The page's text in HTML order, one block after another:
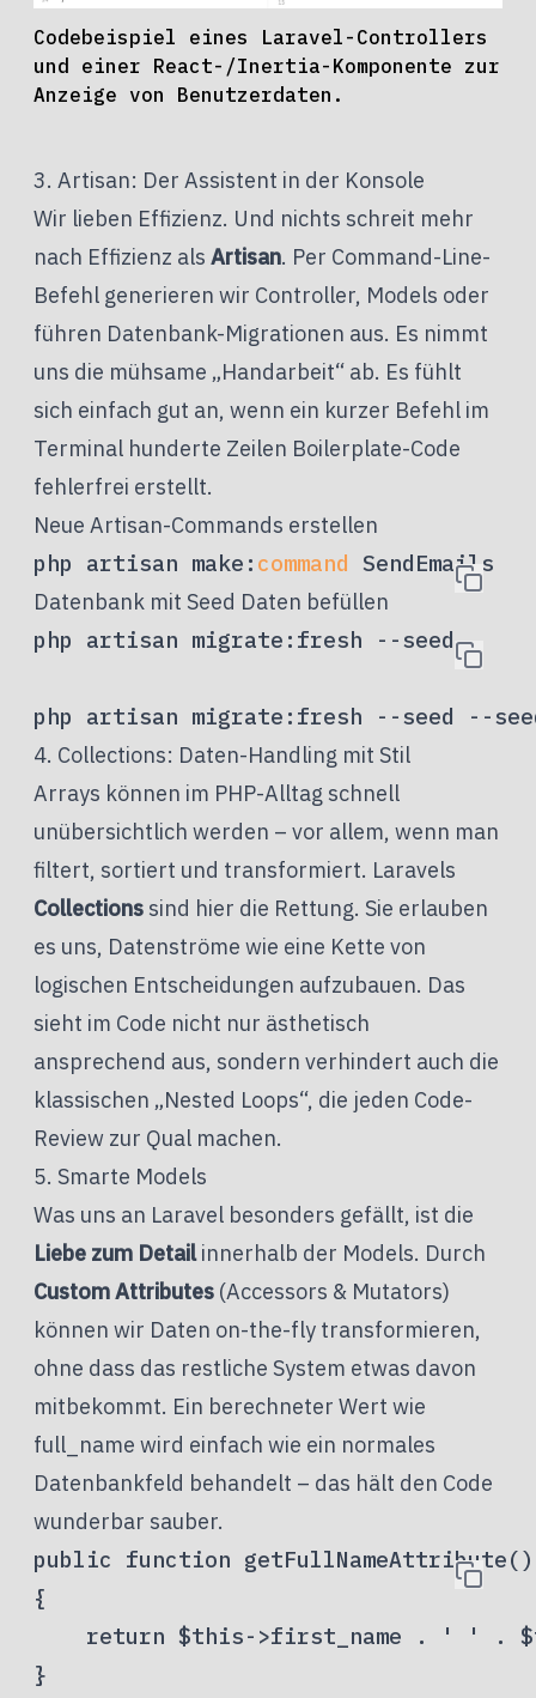
Codebeispiel eines Laravel-Controllers
und einer React-/Inertia-Komponente zur
Anzeige von Benutzerdaten.
3. Artisan: Der Assistent in der Konsole
Wir lieben Effizienz. Und nichts schreit mehr
nach Effizienz als Artisan. Per Command-Line-
Befehl generieren wir Controller, Models oder
führen Datenbank-Migrationen aus. Es nimmt
uns die mühsame „Handarbeit“ ab. Es fühlt
sich einfach gut an, wenn ein kurzer Befehl im
Terminal hunderte Zeilen Boilerplate-Code
fehlerfrei erstellt.
Neue Artisan-Commands erstellen
php artisan make: command
Datenbank mit Seed Daten befüllen
php artisan migrate:fresh --seed
4. Collections: Daten-Handling mit Stil
Arrays können im PHP-Alltag schnell
unübersichtlich werden – vor allem, wenn man
filtert, sortiert und transformiert. Laravels
Collections sind hier die Rettung. Sie erlauben
es uns, Datenströme wie eine Kette von
logischen Entscheidungen aufzubauen. Das
sieht im Code nicht nur ästhetisch
ansprechend aus, sondern verhindert auch die
klassischen „Nested Loops“, die jeden Code-
Review zur Qual machen.
5. Smarte Models
Was uns an Laravel besonders gefällt, ist die
Liebe zum Detailinnerhalb der Models. Durch
Custom Attributes (Accessors & Mutators)
können wir Daten on-the-fly transformieren,
ohne dass das restliche System etwas davon
mitbekommt. Ein berechneter Wert wie
full_name wird einfach wie ein normales
Datenbankfeld behandelt – das hält den Code
wunderbar sauber.
public function getFullNameAttribute()
{
return $this->first_name . ' ' .